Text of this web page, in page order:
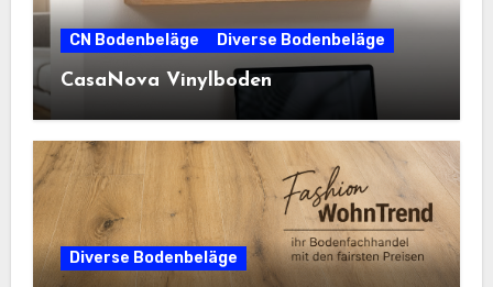
CN Bodenbeläge Diverse Bodenbeläge
CasaNova Vinylboden
Diverse Bodenbeläge